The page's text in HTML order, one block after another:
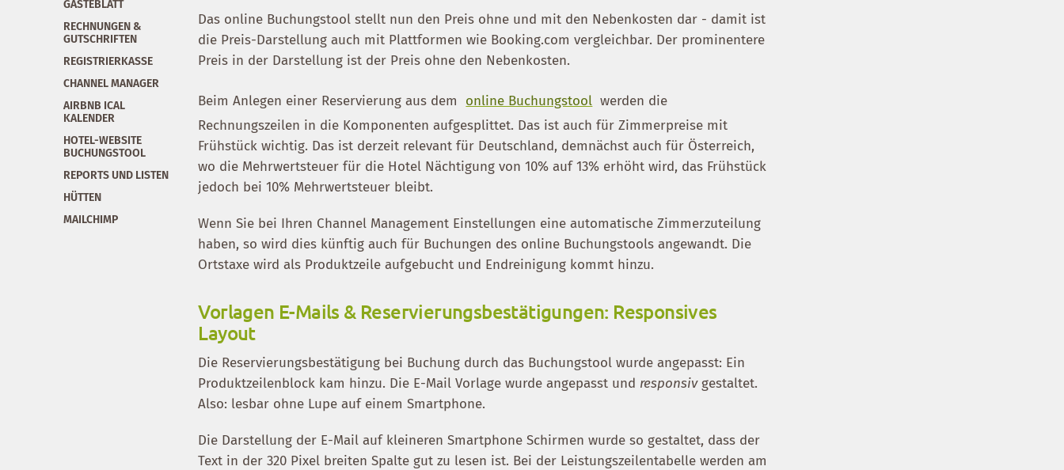
GÄSTEBLATT
RECHNUNGEN &
GUTSCHRIFTEN
REGISTRIERKASSE
CHANNEL MANAGER
AIRBNB ICAL
KALENDER
HOTEL-WEBSITE
BUCHUNGSTOOL
REPORTS UND LISTEN
HÜTTEN
MAILCHIMP
Das online Buchungstool stellt nun den Preis ohne und mit den Nebenkosten dar - damit ist
die Preis-Darstellung auch mit Plattformen wie Booking.com vergleichbar. Der prominentere
Preis in der Darstellung ist der Preis ohne den Nebenkosten.
Beim Anlegen einer Reservierung aus dem online Buchungstool werden die
Rechnungszeilen in die Komponenten aufgesplittet. Das ist auch für Zimmerpreise mit
Frühstück wichtig. Das ist derzeit relevant für Deutschland, demnächst auch für Österreich,
wo die Mehrwertsteuer für die Hotel Nächtigung von 10% auf 13% erhöht wird, das Frühstück
jedoch bei 10% Mehrwertsteuer bleibt.
Wenn Sie bei Ihren Channel Management Einstellungen eine automatische Zimmerzuteilung
haben, so wird dies künftig auch für Buchungen des online Buchungstools angewandt. Die
Ortstaxe wird als Produktzeile aufgebucht und Endreinigung kommt hinzu.
Vorlagen E-Mails & Reservierungsbestätigungen: Responsives
Layout
Die Reservierungsbestätigung bei Buchung durch das Buchungstool wurde angepasst: Ein
Produktzeilenblock kam hinzu. Die E-Mail Vorlage wurde angepasst und responsivgestaltet.
Also: lesbar ohne Lupe auf einem Smartphone.
Die Darstellung der E-Mail auf kleineren Smartphone Schirmen wurde so gestaltet, dass der
Text in der 320 Pixel breiten Spalte gut zu lesen ist. Bei der Leistungszeilentabelle werden am